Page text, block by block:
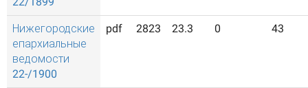
Нижегородские
епархиальные
ведомости
22-/1900
pdf 2823 23.3 0 43